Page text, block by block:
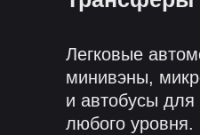
Легковые
минивэны,
и автобусы для
любого уровня.